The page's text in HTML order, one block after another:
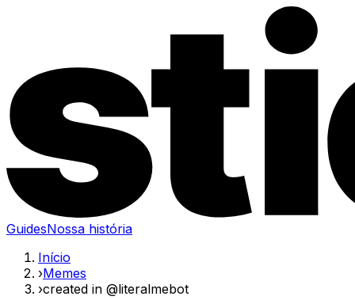
GuidesNossa história
Início
›Memes
›created in @literalmebot